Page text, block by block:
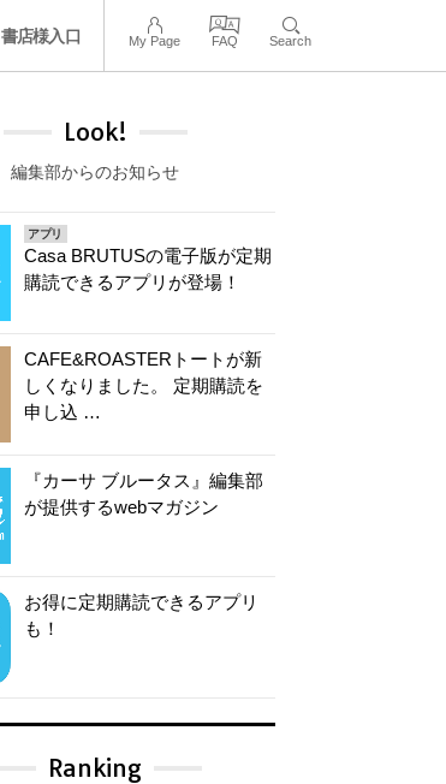
書店様入口 My Page FAQ Search
Look!
編集部からのお知らせ
アプリ
Casa BRUTUSの電子版が定期
購読できるアプリが登場！
CAFE&ROASTERトートが新
しくなりました。 定期購読を
申し込 …
『カーサ ブルータス』編集部
が提供するwebマガジン
お得に定期購読できるアプリ
も！
Ranking